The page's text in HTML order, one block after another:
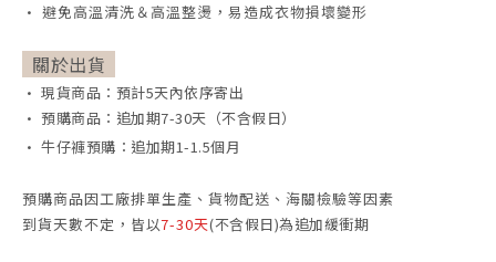
• 避免高溫清洗＆高溫整燙，易造成衣物損壞變形
關於出貨
• 現貨商品：預計5天內依序寄出
• 預購商品：追加期7-30天（不含假日）
• 牛仔褲預購：追加期1-1.5個月
預購商品因工廠排單生產、貨物配送、海關檢驗等因素
到貨天數不定， 皆以7-30天(不含假日)為追加緩衝期